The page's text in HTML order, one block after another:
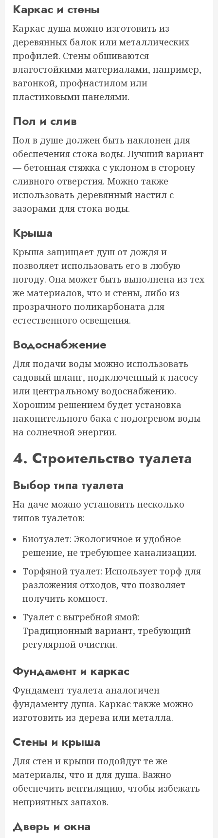
Каркас и стены
Каркас душа можно изготовить из
деревянных балок или металлических
профилей. Стены обшиваются
влагостойкими материалами, например,
вагонкой, профнастилом или
пластиковыми панелями.
Пол и слив
Пол в душе должен быть наклонен для
обеспечения стока воды. Лучший вариант
— бетонная стяжка с уклоном в сторону
сливного отверстия. Можно также
использовать деревянный настил с
зазорами для стока воды.
Крыша
Крыша защищает душ от дождя и
позволяет использовать его в любую
погоду. Она может быть выполнена из тех
же материалов, что и стены, либо из
прозрачного поликарбоната для
естественного освещения.
Водоснабжение
Для подачи воды можно использовать
садовый шланг, подключенный к насосу
или центральному водоснабжению.
Хорошим решением будет установка
накопительного бака с подогревом воды
на солнечной энергии.
4. Строительство туалета
Выбор типа туалета
На даче можно установить несколько
типов туалетов:
Биотуалет: Экологичное и удобное
решение, не требующее канализации.
Торфяной туалет: Использует торф для
разложения отходов, что позволяет
получить компост.
Туалет с выгребной ямой:
Традиционный вариант, требующий
регулярной очистки.
Фундамент и каркас
Фундамент туалета аналогичен
фундаменту душа. Каркас также можно
изготовить из дерева или металла.
Стены и крыша
Для стен и крыши подойдут те же
материалы, что и для душа. Важно
обеспечить вентиляцию, чтобы избежать
неприятных запахов.
Дверь и окна